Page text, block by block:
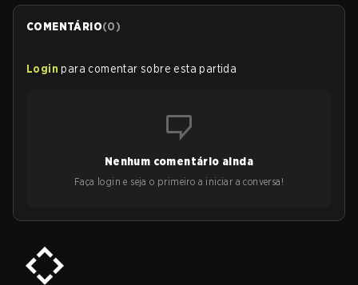
COMENTÁRIO(0)
Login para comentar sobre esta partida
Nenhum comentário ainda
Faça login e seja o primeiro a iniciar a conversa!